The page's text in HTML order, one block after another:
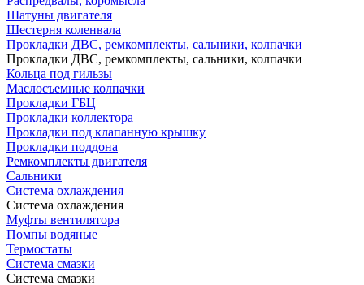
Шатуны двигателя
Шестерня коленвала
Прокладки ДВС, ремкомплекты, сальники, колпачки
Прокладки ДВС, ремкомплекты, сальники, колпачки
Кольца под гильзы
Маслосъемные колпачки
Прокладки ГБЦ
Прокладки коллектора
Прокладки под клапанную крышку
Прокладки поддона
Ремкомплекты двигателя
Сальники
Система охлаждения
Система охлаждения
Муфты вентилятора
Помпы водяные
Термостаты
Система смазки
Система смазки